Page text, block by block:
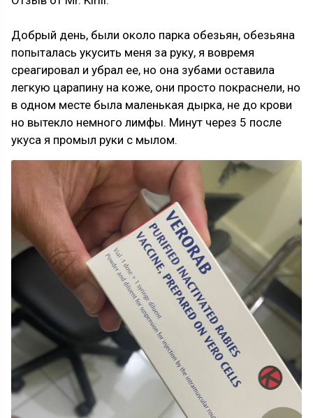
Добрый день, были около парка обезьян, обезьяна
попыталась укусить меня за руку, я вовремя
среагировал и убрал ее, но она зубами оставила
легкую царапину на коже, они просто покраснели, но
в одном месте была маленькая дырка, не до крови
но вытекло немного лимфы. Минут через 5 после
укуса я промыл руки с мылом.